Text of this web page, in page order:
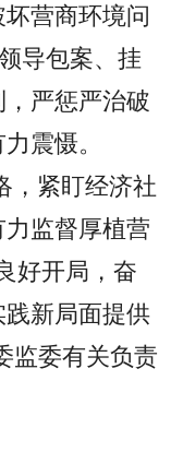
营商环境问
导包案、挂
严惩严治破
震慑。
，紧盯经济社
监督厚植营
好开局，奋
新局面提供
监委有关负责